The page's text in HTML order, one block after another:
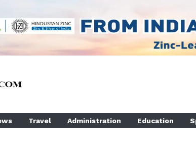
Travel Administration Education